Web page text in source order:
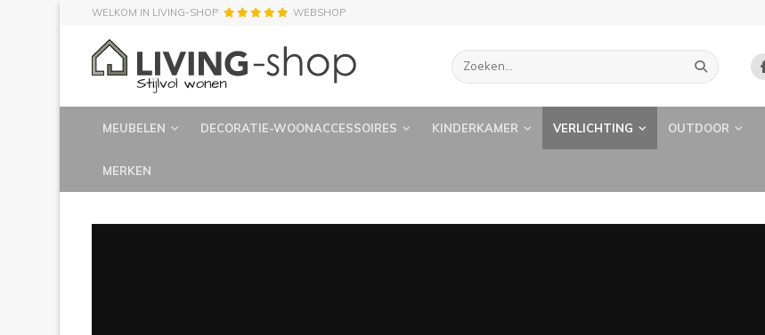
WELKOM IN LIVING-SHOP WEBSHOP
MEUBELEN DECORATIE-WOONACCESSOIRES KINDERKAMER VERLICHTING OUTDOOR
MERKEN